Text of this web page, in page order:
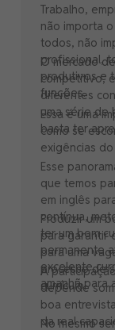
Trabalho,
não importa
todos, não
profissional,
produtivos e
funções.
O mercado
competitivo,
diferentes
uma série de
basta ter
Essa é uma
como se
exigências
Esse
que temos
em inglês
contínua,
ter um bom
permanente
excelente
amanhã para
Produzir um
para garantir
para uma
processo de
currículo.
A
depende
boa
da real
No mesmo